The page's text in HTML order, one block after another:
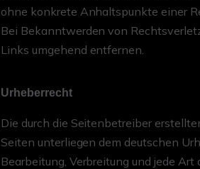
ohne konkrete Anhaltspunkte einer
Bei Bekanntwerden von
Links umgehend entfernen.
Urheberrecht
Die durch die Seitenbetreiber
Seiten unterliegen dem deutschen
Bearbeitung, Verbreitung und jede